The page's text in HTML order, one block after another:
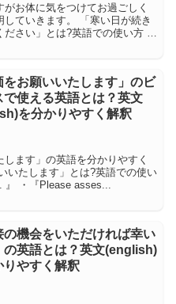
お体に気をつけてお過ごしく
。 「寒い日が続き
さい」とは?英語での使い方 ・
をお願いいたします」のビ
で使える英語とは？英文
を分かりやすく解釈
ます」の英語を分かりやすく
』 ・『Please asses...
の機会をいただければ幸い
の英語とは？英文(english)
りやすく解釈